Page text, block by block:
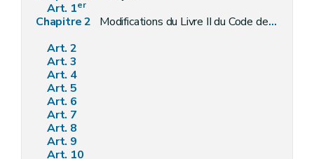
Art. 1er
Chapitre 2
Modifications du Livre II du Code de l'Environnement contenant le Code de l'Eau
Art. 2
Art. 3
Art. 4
Art. 5
Art. 6
Art. 7
Art. 8
Art. 9
Art. 10